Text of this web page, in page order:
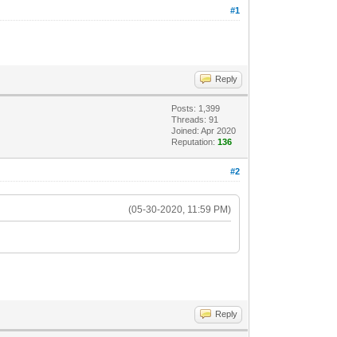
#1
Reply
Posts: 1,399
Threads: 91
Joined: Apr 2020
Reputation:136
#2
(05-30-2020, 11:59 PM)
Reply